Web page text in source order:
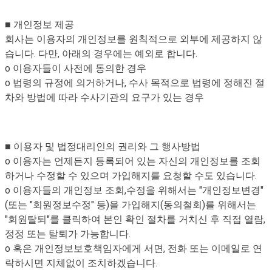
■ 개인정보 제공
회사는 이용자의 개인정보를 원칙적으로 외부에 제공하지 않
습니다. 다만, 아래의 경우에는 예외로 합니다.
o 이용자들이 사전에 동의한 경우
o 법령의 규정에 의거하거나, 수사 목적으로 법령에 정해진 절
차와 방법에 따라 수사기관의 요구가 있는 경우
■ 이용자 및 법정대리인의 권리와 그 행사방법
o 이용자는 언제든지 등록되어 있는 자신의 개인정보를 조회
하거나 수정할 수 있으며 가입해지를 요청할 수도 있습니다.
o 이용자들의 개인정보 조회,수정을 위해서는 "개인정보변경"
(또는 "회원정보수정" 등)을 가입해지(동의철회)를 위해서는
"회원탈퇴"를 클릭하여 본인 확인 절차를 거치신 후 직접 열람,
정정 또는 탈퇴가 가능합니다.
o 혹은 개인정보보호책임자에게 서면, 전화 또는 이메일로 연
락하시면 지체없이 조치하겠습니다.